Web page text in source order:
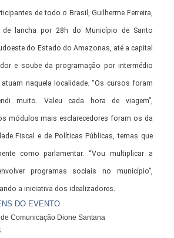
de todo o Brasil, Guilherme Ferreira,
lancha por 28h do Município de Santo
do Estado do Amazonas, até a capital
e soube da programação por intermédio
naquela localidade. “Os cursos foram
muito. Valeu cada hora de viagem”,
módulos mais esclarecedores foram os da
Fiscal e de Políticas Públicas, temas que
como parlamentar. “Vou multiplicar a
programas sociais no município”,
a iniciativa dos idealizadores.
DO EVENTO
Comunicação Dione Santana